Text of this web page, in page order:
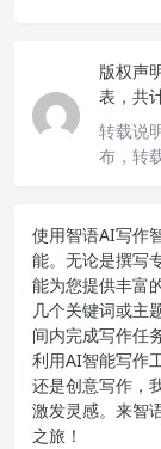
版权声
表，共
转载说
布，转
使用智语AI写作
能。无论是撰写
能为您提供丰富
几个关键词或主
间内完成写作任务
利用AI智能写作
还是创意写作，
激发灵感。来智
之旅！